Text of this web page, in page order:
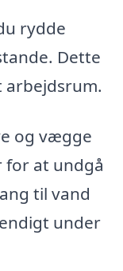
rydde
Dette
arbejdsrum.
og vægge
for at undgå
til vand
under